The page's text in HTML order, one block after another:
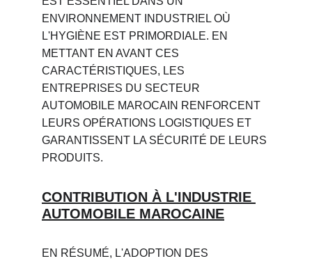
ENVIRONNEMENT INDUSTRIEL OÙ
L'HYGIÈNE EST PRIMORDIALE. EN
METTANT EN AVANT CES
CARACTÉRISTIQUES, LES
ENTREPRISES DU SECTEUR
AUTOMOBILE MAROCAIN RENFORCENT
LEURS OPÉRATIONS LOGISTIQUES ET
GARANTISSENT LA SÉCURITÉ DE LEURS
PRODUITS.
CONTRIBUTION À L'INDUSTRIE
AUTOMOBILE MAROCAINE
EN RÉSUMÉ, L'ADOPTION DES